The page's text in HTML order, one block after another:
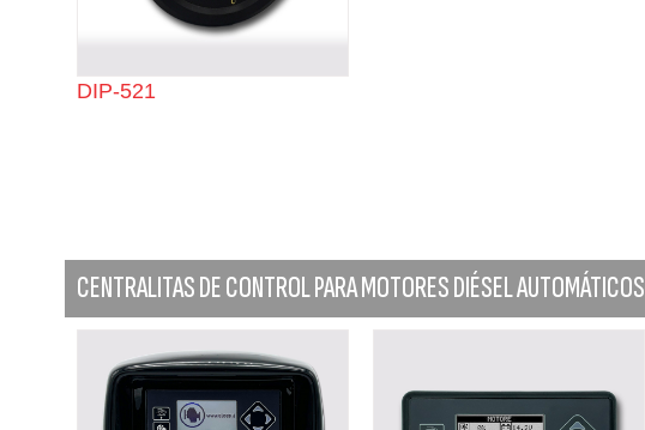
DIP-521
CENTRALITAS DE CONTROL PARA MOTORES DIÉSEL AUTOMÁTICOS